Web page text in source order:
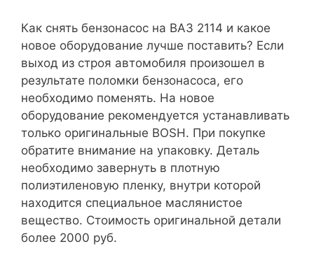
Как снять бензонасос на ВАЗ 2114 и какое
новое оборудование лучше поставить? Если
выход из строя автомобиля произошел в
результате поломки бензонасоса, его
необходимо поменять. На новое
оборудование рекомендуется устанавливать
только оригинальные BOSH. При покупке
обратите внимание на упаковку. Деталь
необходимо завернуть в плотную
полиэтиленовую пленку, внутри которой
находится специальное маслянистое
вещество. Стоимость оригинальной детали
более 2000 руб.